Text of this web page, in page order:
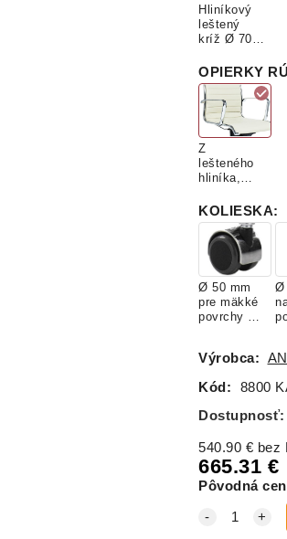
Hliníkový
leštený
kríž Ø 700
OPIERKY
Z
lešteného
hliníka,
KOLIESKA:
Ø 50 mm
pre mäkké
povrchy s
Ø
Výrobca:
Kód:
8800
Dostupnosť:
540.90 € bez
665.31 €
Pôvodná